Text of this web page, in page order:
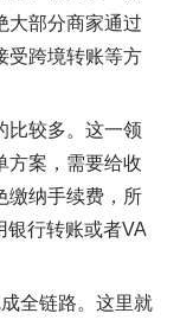
大部分商家通过
受跨境转账等方
比较多。这一领
方案，需要给收
缴纳手续费，所
银行转账或者VA
全链路。这里就